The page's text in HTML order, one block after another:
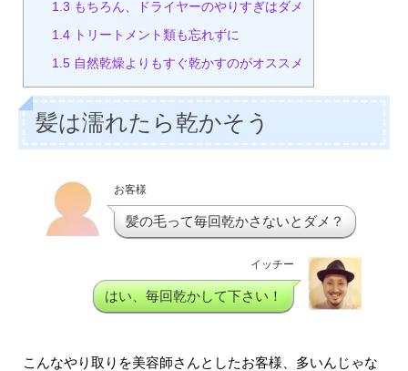
1.3 もちろん、ドライヤーのやりすぎはダメ
1.4 トリートメント類も忘れずに
1.5 自然乾燥よりもすぐ乾かすのがオススメ
髪は濡れたら乾かそう
お客様
髪の毛って毎回乾かさないとダメ？
イッチー
はい、毎回乾かして下さい！
こんなやり取りを美容師さんとしたお客様、多いんじゃな